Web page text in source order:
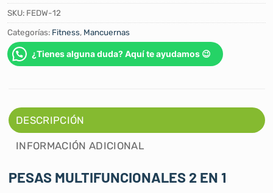
SKU: FEDW-12
Categorías: Fitness, Mancuernas
¿Tienes alguna duda? Aquí te ayudamos 😉
DESCRIPCIÓN
INFORMACIÓN ADICIONAL
PESAS MULTIFUNCIONALES 2 EN 1